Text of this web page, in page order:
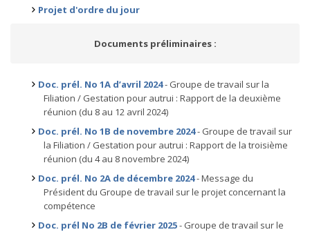
Projet d'ordre du jour
Documents préliminaires :
Doc. prél. No 1A d’avril 2024- Groupe de travail sur la
Filiation / Gestation pour autrui : Rapport de la deuxième
réunion (du 8 au 12 avril 2024)
Doc. prél. No 1B de novembre 2024- Groupe de travail sur
la Filiation / Gestation pour autrui : Rapport de la troisième
réunion (du 4 au 8 novembre 2024)
Doc. prél. No 2A de décembre 2024- Message du
Président du Groupe de travail sur le projet concernant la
compétence
Doc. prél No 2B de février 2025- Groupe de travail sur le